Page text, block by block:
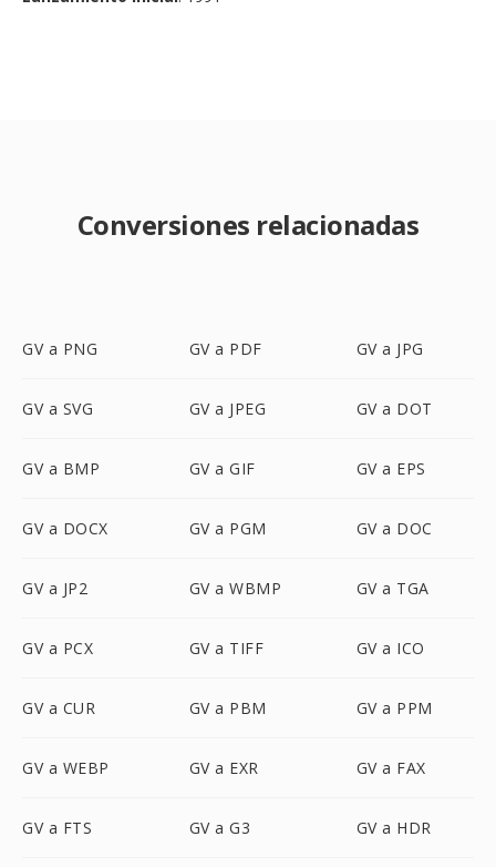
Conversiones relacionadas
GV a PNG GV a PDF GV a JPG
GV a SVG GV a JPEG GV a DOT
GV a BMP GV a GIF GV a EPS
GV a DOCX GV a PGM GV a DOC
GV a JP2 GV a WBMP GV a TGA
GV a PCX GV a TIFF GV a ICO
GV a CUR GV a PBM GV a PPM
GV a WEBP GV a EXR GV a FAX
GV a FTS GV a G3 GV a HDR